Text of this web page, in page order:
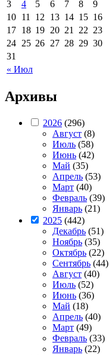
« Июл
3
4 5 6 7 8
9
10 11 12 13 14 15 16
17 18 19 20 21 22 23
24 25 26 27 28 29 30
31
Архивы
2026 (296)
Август (8)
Июль (58)
Июнь (42)
Май (35)
Апрель (53)
Март (40)
Февраль (39)
Январь (21)
2025 (442)
Декабрь (51)
Ноябрь (35)
Октябрь (22)
Сентябрь (44)
Август (40)
Июль (52)
Июнь (36)
Май (18)
Апрель (40)
Март (49)
Февраль (33)
Январь (22)